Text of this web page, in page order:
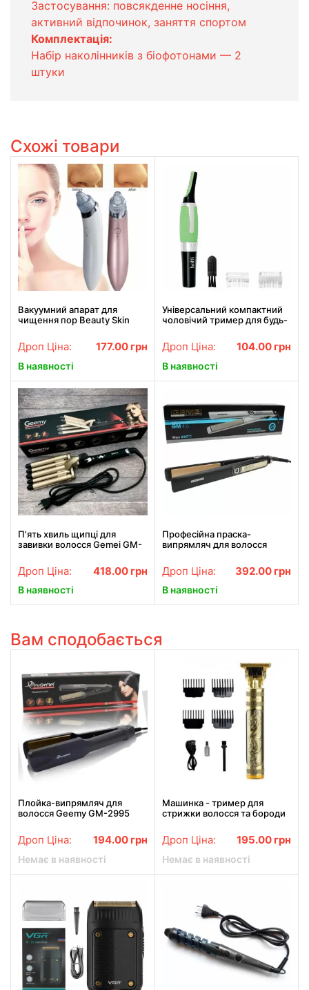
Застосування: повсякденне носіння,
активний відпочинок, заняття спортом
Комплектація:
Набір наколінників з біофотонами — 2
штуки
Схожі товари
Вакуумний апарат для
чищення пор Beauty Skin
Найкраща ціна!
Дроп Ціна: 177.00 грн
В наявності
Універсальний компактний
чоловічий тример для будь-
Найкраща ціна!
Дроп Ціна: 104.00 грн
В наявності
П'ять хвиль щипці для
завивки волосся Gemei GM-
волосся АКЦІЯ
Дроп Ціна: 418.00 грн
В наявності
Професійна праска-
випрямляч для волосся
Дроп Ціна: 392.00 грн
В наявності
Вам сподобається
Плойка-випрямляч для
волосся Geemy GM-2995
покриттям
Дроп Ціна: 194.00 грн
Немає в наявності
Машинка - тример для
стрижки волосся та бороди
акумуляторна з насадками
Bronze
Дроп Ціна: 195.00 грн
Немає в наявності